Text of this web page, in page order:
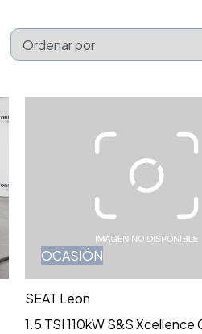
OCASIÓN
SEAT Leon
1.5 TSI 110kW S&S Xcellence